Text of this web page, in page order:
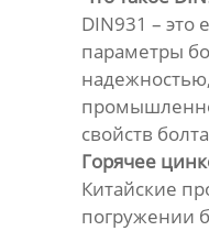
DIN931 –
параметры
свойств
Горячее
Китайские
погружении